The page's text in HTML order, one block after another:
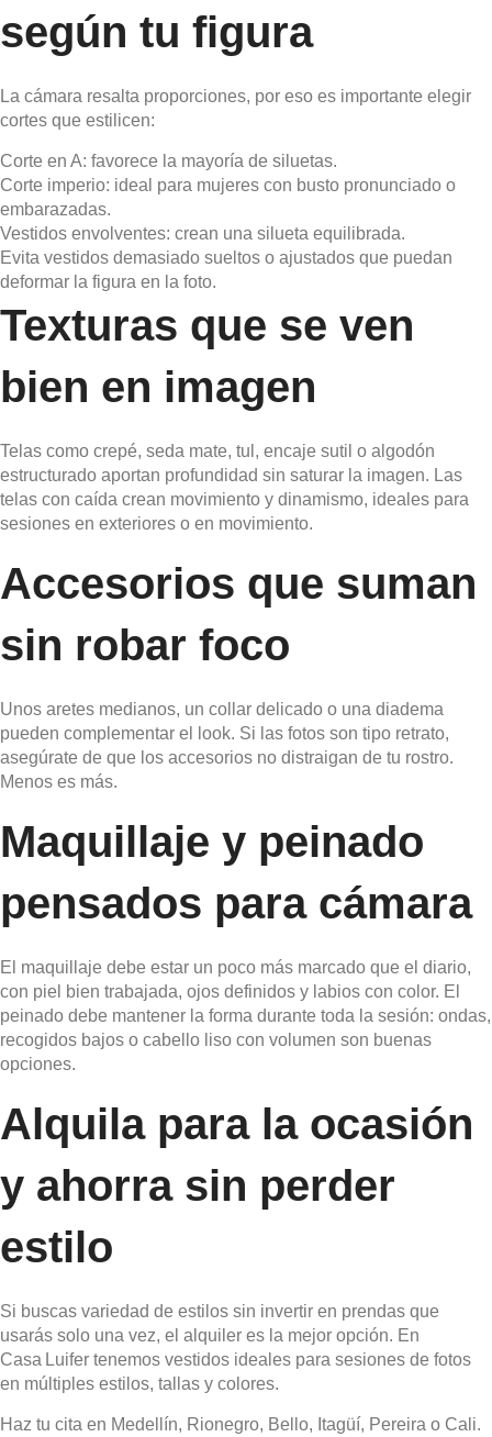
según tu figura
La cámara resalta proporciones, por eso es importante elegir
cortes que estilicen:
Corte en A: favorece la mayoría de siluetas.
Corte imperio: ideal para mujeres con busto pronunciado o
embarazadas.
Vestidos envolventes: crean una silueta equilibrada.
Evita vestidos demasiado sueltos o ajustados que puedan
deformar la figura en la foto.
Texturas que se ven
bien en imagen
Telas como crepé, seda mate, tul, encaje sutil o algodón
estructurado aportan profundidad sin saturar la imagen. Las
telas con caída crean movimiento y dinamismo, ideales para
sesiones en exteriores o en movimiento.
Accesorios que suman
sin robar foco
Unos aretes medianos, un collar delicado o una diadema
pueden complementar el look. Si las fotos son tipo retrato,
asegúrate de que los accesorios no distraigan de tu rostro.
Menos es más.
Maquillaje y peinado
pensados para cámara
El maquillaje debe estar un poco más marcado que el diario,
con piel bien trabajada, ojos definidos y labios con color. El
peinado debe mantener la forma durante toda la sesión: ondas,
recogidos bajos o cabello liso con volumen son buenas
opciones.
Alquila para la ocasión
y ahorra sin perder
estilo
Si buscas variedad de estilos sin invertir en prendas que
usarás solo una vez, el alquiler es la mejor opción. En
Casa Luifer tenemos vestidos ideales para sesiones de fotos
en múltiples estilos, tallas y colores.
Haz tu cita en Medellín, Rionegro, Bello, Itagüí, Pereira o Cali.